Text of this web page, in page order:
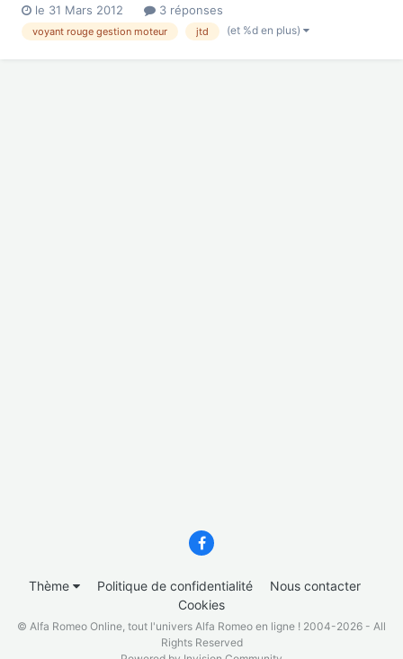
continuer à rouler. Pas de fumées ni ne perte d'accélération à
bas régime. A FiatECUScan, voici les codes erreurs...
le 31 Mars 2012 3 réponses
voyant rouge gestion moteur jtd (et %d en plus)
Thème Politique de confidentialité
Nous contacter
Cookies
© Alfa Romeo Online, tout l'univers Alfa Romeo en ligne ! 2004-2026 - All
Rights Reserved